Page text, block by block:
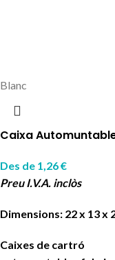
Blanc
Caixa
Des de 1,26€
Preu I.V.A. inclòs
Dimensions: 22 x 13 x
Caixes de cartró